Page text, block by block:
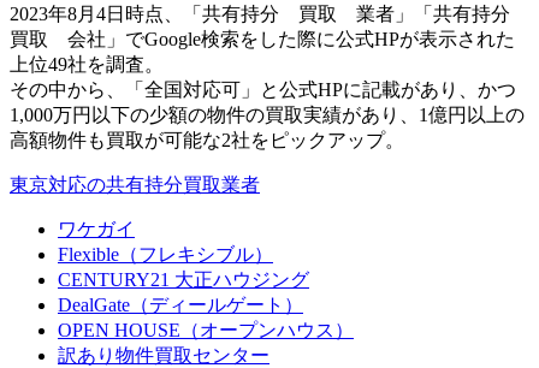
2023年8月4日時点、「共有持分 買取 業者」「共有持分
買取 会社」でGoogle検索をした際に公式HPが表示された
上位49社を調査。
その中から、「全国対応可」と公式HPに記載があり、かつ
1,000万円以下の少額の物件の買取実績があり、1億円以上の
高額物件も買取が可能な2社をピックアップ。
東京対応の共有持分買取業者
ワケガイ
Flexible（フレキシブル）
CENTURY21 大正ハウジング
DealGate（ディールゲート）
OPEN HOUSE（オープンハウス）
訳あり物件買取センター